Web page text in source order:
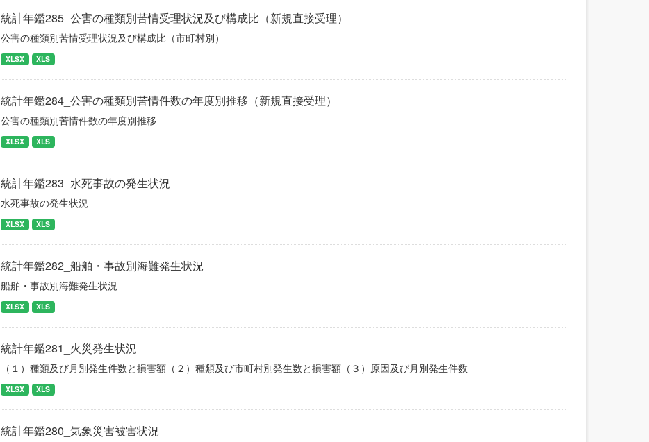
統計年鑑285_公害の種類別苦情受理状況及び構成比（新規直接受理）
公害の種類別苦情受理状況及び構成比（市町村別）
XLSX XLS
統計年鑑284_公害の種類別苦情件数の年度別推移（新規直接受理）
公害の種類別苦情件数の年度別推移
XLSX XLS
統計年鑑283_水死事故の発生状況
水死事故の発生状況
XLSX XLS
統計年鑑282_船舶・事故別海難発生状況
船舶・事故別海難発生状況
XLSX XLS
統計年鑑281_火災発生状況
（１）種類及び月別発生件数と損害額（２）種類及び市町村別発生数と損害額（３）原因及び月別発生件数
XLSX XLS
統計年鑑280_気象災害被害状況